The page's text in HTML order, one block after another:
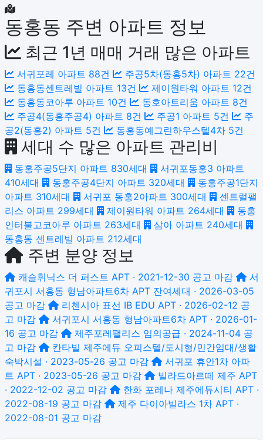
동홍동 주변 아파트 정보
최근 1년 매매 거래 많은 아파트
서귀포레 아파트 88건 주공5차(동홍5차) 아파트 22건
동홍동센트레빌 아파트 13건 제이원타워 아파트 12건
동홍동코아루 아파트 10건 동호아트리움 아파트 8건
주공4(동홍주공4) 아파트 8건 주공1 아파트 5건
주
공2(동홍2) 아파트 5건 동홍동예그린하우스텔4차 5건
세대 수 많은 아파트 관리비
동홍주공5단지 아파트 830세대
서귀포동홍3 아파트
410세대
동홍주공4단지 아파트 320세대
동홍주공1단지
아파트 310세대 서귀포 동홍2아파트 300세대
센트럴팰
리스 아파트 299세대 제이원타워 아파트 264세대
동홍
인터불고코아루 아파트 263세대 삼아 아파트 240세대
동홍동 센트레빌 아파트 212세대
주변 분양 정보
캐슬휘닉스 더 퍼스트 APT · 2021-12-30 공고 마감
서
귀포시 서홍동 형남아파트6차 APT 잔여세대 · 2026-03-05
공고 마감 리첸시아 표선 IB EDU APT · 2026-02-12 공
고 마감 서귀포시 서홍동 형남아파트6차 APT · 2026-01-
16 공고 마감 제주포레팰리스 임의공급 · 2024-11-04 공
고 마감 칸타빌 제주에듀 오피스텔/도시형/민간임대/생활
숙박시설 · 2023-05-26 공고 마감
서귀포 휴안1차 아파
트 APT · 2023-05-26 공고 마감 빌라드아르떼 제주 APT
· 2022-12-02 공고 마감 한화 포레나 제주에듀시티 APT ·
2022-08-19 공고 마감 제주 다이아빌라스 1차 APT ·
2022-08-01 공고 마감